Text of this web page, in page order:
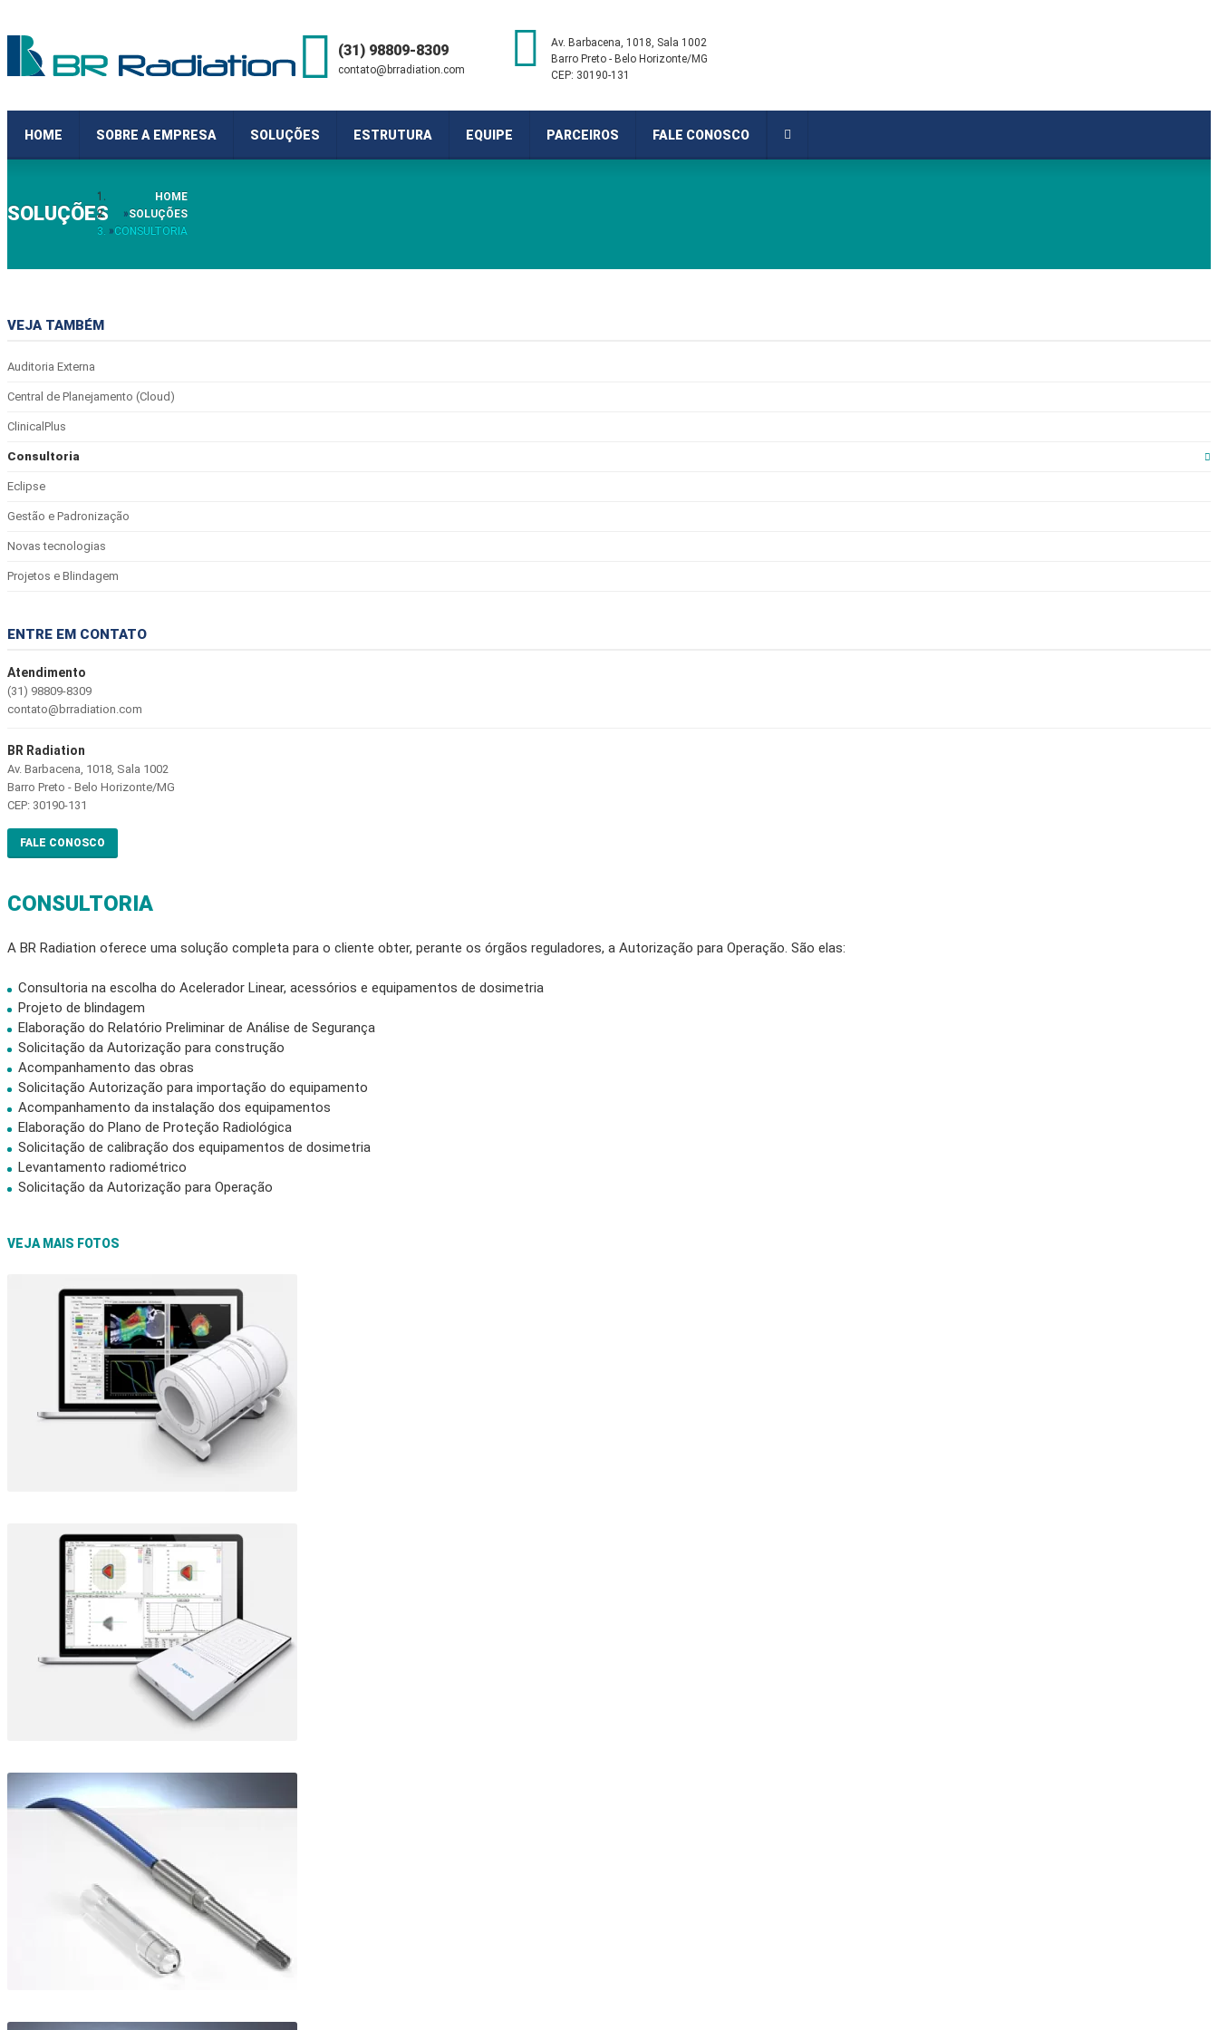
(31) 98809-8309
contato@brradiation.com
Av. Barbacena, 1018, Sala 1002
Barro Preto - Belo Horizonte/MG
CEP: 30190-131
HOME SOBRE A EMPRESA SOLUÇÕES ESTRUTURA EQUIPE PARCEIROS FALE CONOSCO
SOLUÇÕES
HOME
SOLUÇÕES
CONSULTORIA
VEJA TAMBÉM
Auditoria Externa
Central de Planejamento (Cloud)
ClinicalPlus
Consultoria
Eclipse
Gestão e Padronização
Novas tecnologias
Projetos e Blindagem
ENTRE EM CONTATO
Atendimento
(31) 98809-8309
contato@brradiation.com
BR Radiation
Av. Barbacena, 1018, Sala 1002
Barro Preto - Belo Horizonte/MG
CEP: 30190-131
FALE CONOSCO
CONSULTORIA
A BR Radiation oferece uma solução completa para o cliente obter, perante os órgãos reguladores, a Autorização para Operação. São elas:
Consultoria na escolha do Acelerador Linear, acessórios e equipamentos de dosimetria
Projeto de blindagem
Elaboração do Relatório Preliminar de Análise de Segurança
Solicitação da Autorização para construção
Acompanhamento das obras
Solicitação Autorização para importação do equipamento
Acompanhamento da instalação dos equipamentos
Elaboração do Plano de Proteção Radiológica
Solicitação de calibração dos equipamentos de dosimetria
Levantamento radiométrico
Solicitação da Autorização para Operação
VEJA MAIS FOTOS